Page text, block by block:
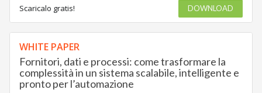
Scaricalo gratis! DOWNLOAD
WHITE PAPER
Fornitori, dati e processi: come trasformare la
complessità in un sistema scalabile, intelligente e
pronto per l’automazione